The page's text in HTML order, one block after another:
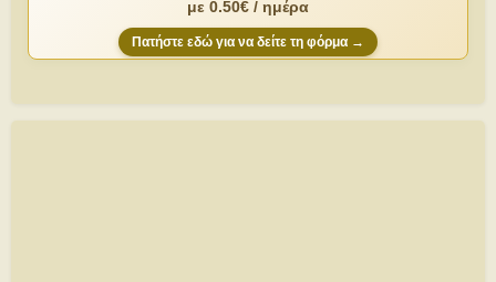
με 0.50€ / ημέρα
Πατήστε εδώ για να δείτε τη φόρμα →